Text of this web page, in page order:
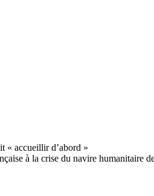
à la crise du navire humanitaire